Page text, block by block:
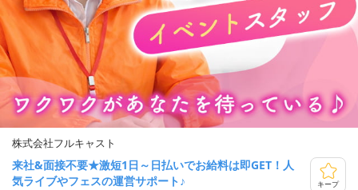
株式会社フルキャスト
来社&面接不要★激短1日～日払いでお給料は即GET！人
気ライブやフェスの運営サポート♪
キープ